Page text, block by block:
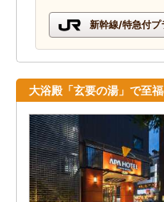
新幹線/特急付プ
大浴殿「玄要の湯」で至